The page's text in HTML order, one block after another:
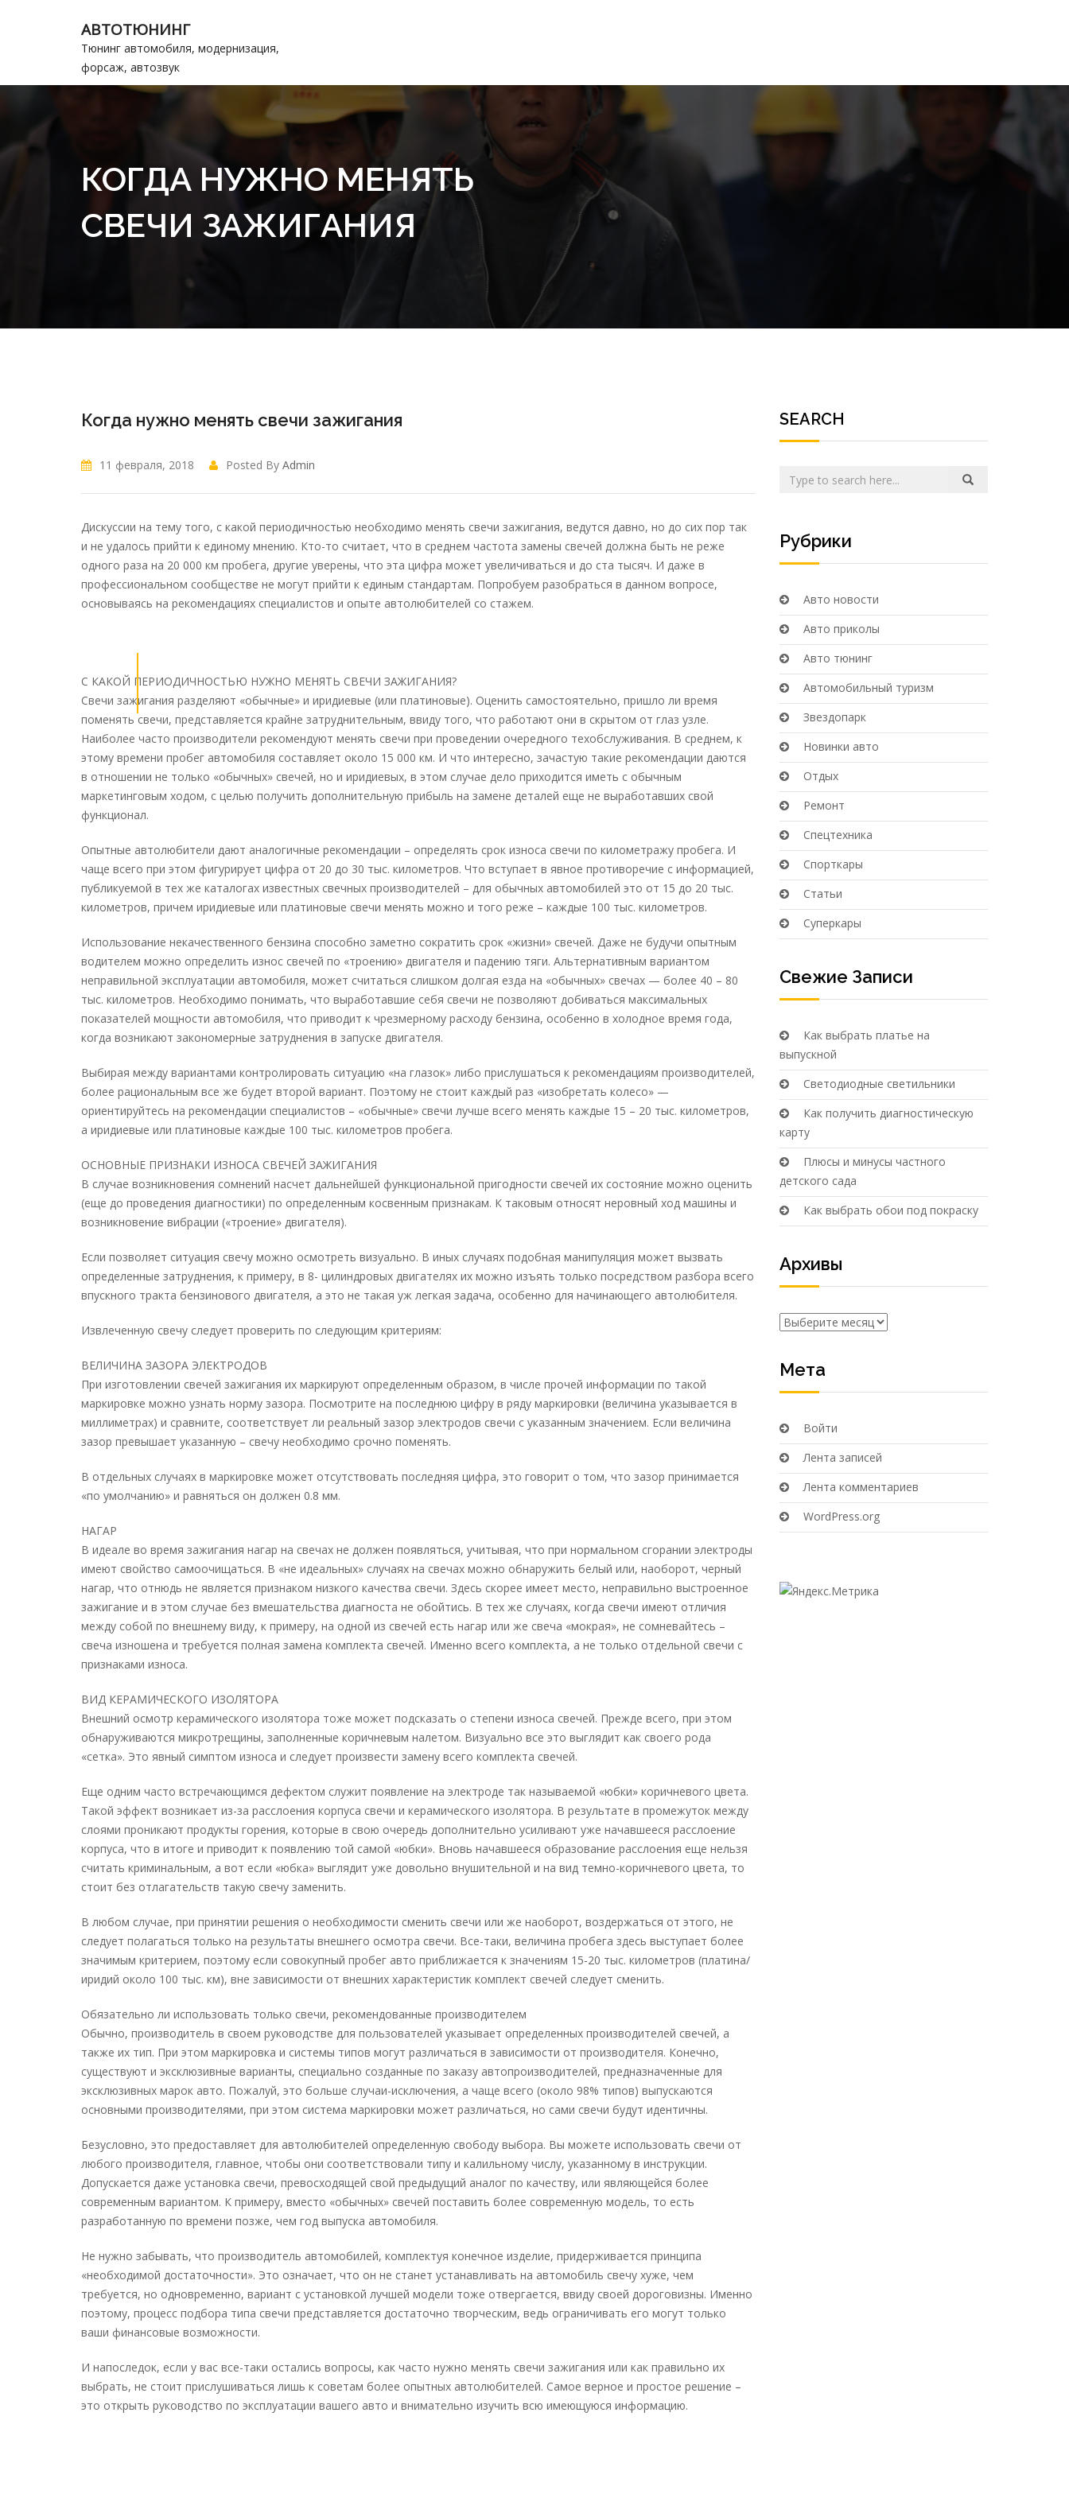
АВТОТЮНИНГ
Тюнинг автомобиля, модернизация,
форсаж, автозвук
КОГДА НУЖНО МЕНЯТЬ
СВЕЧИ ЗАЖИГАНИЯ
Когда нужно менять свечи зажигания
11 февраля, 2018 Posted By Admin
Дискуссии на тему того, с какой периодичностью необходимо менять свечи зажигания, ведутся давно, но до сих пор так
и не удалось прийти к единому мнению. Кто-то считает, что в среднем частота замены свечей должна быть не реже
одного раза на 20 000 км пробега, другие уверены, что эта цифра может увеличиваться и до ста тысяч. И даже в
профессиональном сообществе не могут прийти к единым стандартам. Попробуем разобраться в данном вопросе,
основываясь на рекомендациях специалистов и опыте автолюбителей со стажем.
С КАКОЙ ПЕРИОДИЧНОСТЬЮ НУЖНО МЕНЯТЬ СВЕЧИ ЗАЖИГАНИЯ?
Свечи зажигания разделяют «обычные» и иридиевые (или платиновые). Оценить самостоятельно, пришло ли время
поменять свечи, представляется крайне затруднительным, ввиду того, что работают они в скрытом от глаз узле.
Наиболее часто производители рекомендуют менять свечи при проведении очередного техобслуживания. В среднем, к
этому времени пробег автомобиля составляет около 15 000 км. И что интересно, зачастую такие рекомендации даются
в отношении не только «обычных» свечей, но и иридиевых, в этом случае дело приходится иметь с обычным
маркетинговым ходом, с целью получить дополнительную прибыль на замене деталей еще не выработавших свой
функционал.
Опытные автолюбители дают аналогичные рекомендации – определять срок износа свечи по километражу пробега. И
чаще всего при этом фигурирует цифра от 20 до 30 тыс. километров. Что вступает в явное противоречие с информацией,
публикуемой в тех же каталогах известных свечных производителей – для обычных автомобилей это от 15 до 20 тыс.
километров, причем иридиевые или платиновые свечи менять можно и того реже – каждые 100 тыс. километров.
Использование некачественного бензина способно заметно сократить срок «жизни» свечей. Даже не будучи опытным
водителем можно определить износ свечей по «троению» двигателя и падению тяги. Альтернативным вариантом
неправильной эксплуатации автомобиля, может считаться слишком долгая езда на «обычных» свечах — более 40 – 80
тыс. километров. Необходимо понимать, что выработавшие себя свечи не позволяют добиваться максимальных
показателей мощности автомобиля, что приводит к чрезмерному расходу бензина, особенно в холодное время года,
когда возникают закономерные затруднения в запуске двигателя.
Выбирая между вариантами контролировать ситуацию «на глазок» либо прислушаться к рекомендациям производителей,
более рациональным все же будет второй вариант. Поэтому не стоит каждый раз «изобретать колесо» —
ориентируйтесь на рекомендации специалистов – «обычные» свечи лучше всего менять каждые 15 – 20 тыс. километров,
а иридиевые или платиновые каждые 100 тыс. километров пробега.
ОСНОВНЫЕ ПРИЗНАКИ ИЗНОСА СВЕЧЕЙ ЗАЖИГАНИЯ
В случае возникновения сомнений насчет дальнейшей функциональной пригодности свечей их состояние можно оценить
(еще до проведения диагностики) по определенным косвенным признакам. К таковым относят неровный ход машины и
возникновение вибрации («троение» двигателя).
Если позволяет ситуация свечу можно осмотреть визуально. В иных случаях подобная манипуляция может вызвать
определенные затруднения, к примеру, в 8- цилиндровых двигателях их можно изъять только посредством разбора всего
впускного тракта бензинового двигателя, а это не такая уж легкая задача, особенно для начинающего автолюбителя.
Извлеченную свечу следует проверить по следующим критериям:
ВЕЛИЧИНА ЗАЗОРА ЭЛЕКТРОДОВ
При изготовлении свечей зажигания их маркируют определенным образом, в числе прочей информации по такой
маркировке можно узнать норму зазора. Посмотрите на последнюю цифру в ряду маркировки (величина указывается в
миллиметрах) и сравните, соответствует ли реальный зазор электродов свечи с указанным значением. Если величина
зазор превышает указанную – свечу необходимо срочно поменять.
В отдельных случаях в маркировке может отсутствовать последняя цифра, это говорит о том, что зазор принимается
«по умолчанию» и равняться он должен 0.8 мм.
НАГАР
В идеале во время зажигания нагар на свечах не должен появляться, учитывая, что при нормальном сгорании электроды
имеют свойство самоочищаться. В «не идеальных» случаях на свечах можно обнаружить белый или, наоборот, черный
нагар, что отнюдь не является признаком низкого качества свечи. Здесь скорее имеет место, неправильно выстроенное
зажигание и в этом случае без вмешательства диагноста не обойтись. В тех же случаях, когда свечи имеют отличия
между собой по внешнему виду, к примеру, на одной из свечей есть нагар или же свеча «мокрая», не сомневайтесь –
свеча изношена и требуется полная замена комплекта свечей. Именно всего комплекта, а не только отдельной свечи с
признаками износа.
ВИД КЕРАМИЧЕСКОГО ИЗОЛЯТОРА
Внешний осмотр керамического изолятора тоже может подсказать о степени износа свечей. Прежде всего, при этом
обнаруживаются микротрещины, заполненные коричневым налетом. Визуально все это выглядит как своего рода
«сетка». Это явный симптом износа и следует произвести замену всего комплекта свечей.
Еще одним часто встречающимся дефектом служит появление на электроде так называемой «юбки» коричневого цвета.
Такой эффект возникает из-за расслоения корпуса свечи и керамического изолятора. В результате в промежуток между
слоями проникают продукты горения, которые в свою очередь дополнительно усиливают уже начавшееся расслоение
корпуса, что в итоге и приводит к появлению той самой «юбки». Вновь начавшееся образование расслоения еще нельзя
считать криминальным, а вот если «юбка» выглядит уже довольно внушительной и на вид темно-коричневого цвета, то
стоит без отлагательств такую свечу заменить.
В любом случае, при принятии решения о необходимости сменить свечи или же наоборот, воздержаться от этого, не
следует полагаться только на результаты внешнего осмотра свечи. Все-таки, величина пробега здесь выступает более
значимым критерием, поэтому если совокупный пробег авто приближается к значениям 15-20 тыс. километров (платина/
иридий около 100 тыс. км), вне зависимости от внешних характеристик комплект свечей следует сменить.
Обязательно ли использовать только свечи, рекомендованные производителем
Обычно, производитель в своем руководстве для пользователей указывает определенных производителей свечей, а
также их тип. При этом маркировка и системы типов могут различаться в зависимости от производителя. Конечно,
существуют и эксклюзивные варианты, специально созданные по заказу автопроизводителей, предназначенные для
эксклюзивных марок авто. Пожалуй, это больше случаи-исключения, а чаще всего (около 98% типов) выпускаются
основными производителями, при этом система маркировки может различаться, но сами свечи будут идентичны.
Безусловно, это предоставляет для автолюбителей определенную свободу выбора. Вы можете использовать свечи от
любого производителя, главное, чтобы они соответствовали типу и калильному числу, указанному в инструкции.
Допускается даже установка свечи, превосходящей свой предыдущий аналог по качеству, или являющейся более
современным вариантом. К примеру, вместо «обычных» свечей поставить более современную модель, то есть
разработанную по времени позже, чем год выпуска автомобиля.
Не нужно забывать, что производитель автомобилей, комплектуя конечное изделие, придерживается принципа
«необходимой достаточности». Это означает, что он не станет устанавливать на автомобиль свечу хуже, чем
требуется, но одновременно, вариант с установкой лучшей модели тоже отвергается, ввиду своей дороговизны. Именно
поэтому, процесс подбора типа свечи представляется достаточно творческим, ведь ограничивать его могут только
ваши финансовые возможности.
И напоследок, если у вас все-таки остались вопросы, как часто нужно менять свечи зажигания или как правильно их
выбрать, не стоит прислушиваться лишь к советам более опытных автолюбителей. Самое верное и простое решение –
это открыть руководство по эксплуатации вашего авто и внимательно изучить всю имеющуюся информацию.
SEARCH
Рубрики
Авто новости
Авто приколы
Авто тюнинг
Автомобильный туризм
Звездопарк
Новинки авто
Отдых
Ремонт
Спецтехника
Спорткары
Статьи
Суперкары
Свежие Записи
Как выбрать платье на
выпускной
Светодиодные светильники
Как получить диагностическую
карту
Плюсы и минусы частного
детского сада
Как выбрать обои под покраску
Архивы
Архивы
Мета
Войти
Лента записей
Лента комментариев
WordPress.org